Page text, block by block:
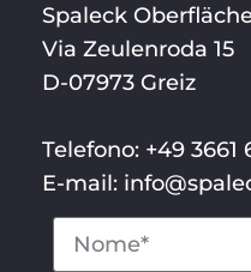
Spaleck
Via Zeulenroda 15
D-07973 Greiz
Telefono: +49 3661
E-mail: